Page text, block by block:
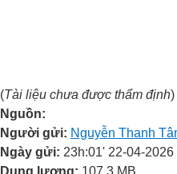
(Tài liệu chưa được thẩm định)
Nguồn:
Người gửi: Nguyễn Thanh
Ngày gửi: 23h:01' 22-04-2026
Dung lượng: 107.3 MB